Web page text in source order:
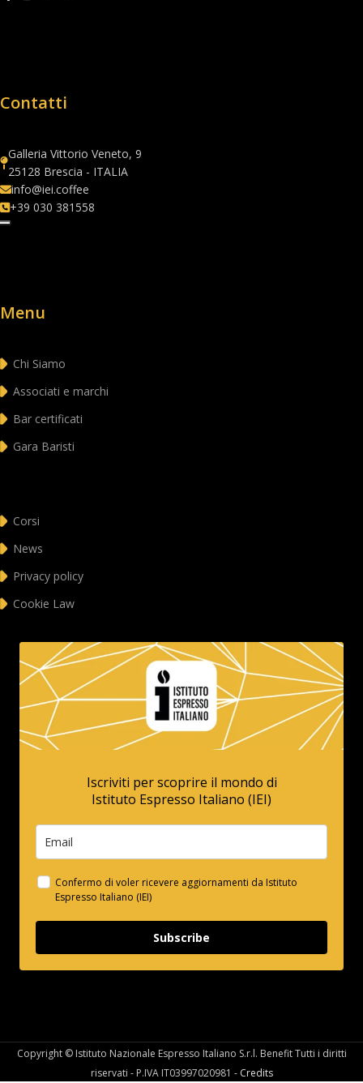
Contatti
Galleria Vittorio Veneto, 9
25128 Brescia - ITALIA
info@iei.coffee
+39 030 381558
Menu
Chi Siamo
Associati e marchi
Bar certificati
Gara Baristi
Corsi
News
Privacy policy
Cookie Law
Iscriviti per scoprire il mondo di
Istituto Espresso Italiano (IEI)
Confermo di voler ricevere aggiornamenti da Istituto
Espresso Italiano (IEI)
Subscribe
Copyright © Istituto Nazionale Espresso Italiano S.r.l. Benefit Tutti i diritti
riservati - P.IVA IT03997020981 - Credits